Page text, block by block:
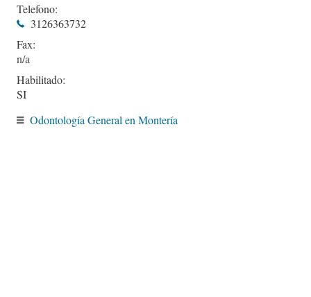
Telefono:
3126363732
Fax:
Habilitado:
SI
Odontología General en Montería